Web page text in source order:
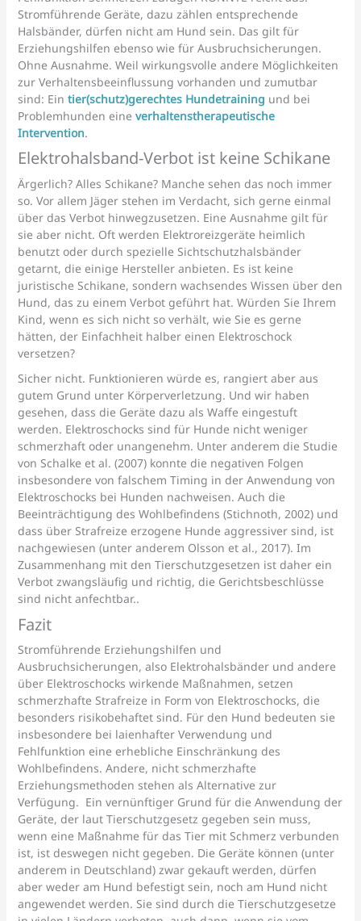
Stromführende Geräte, dazu zählen entsprechende
Halsbänder, dürfen nicht am Hund sein. Das gilt für
Erziehungshilfen ebenso wie für Ausbruchsicherungen.
Ohne Ausnahme. Weil wirkungsvolle andere Möglichkeiten
zur Verhaltensbeeinflussung vorhanden und zumutbar
sind: Ein tier(schutz)gerechtes Hundetraining und bei
Problemhunden eineverhaltenstherapeutische
Intervention.
Elektrohalsband-Verbot ist keine Schikane
Ärgerlich? Alles Schikane? Manche sehen das noch immer
so. Vor allem Jäger stehen im Verdacht, sich gerne einmal
über das Verbot hinwegzusetzen. Eine Ausnahme gilt für
sie aber nicht. Oft werden Elektroreizgeräte heimlich
benutzt oder durch spezielle Sichtschutzhalsbänder
getarnt, die einige Hersteller anbieten. Es ist keine
juristische Schikane, sondern wachsendes Wissen über den
Hund, das zu einem Verbot geführt hat. Würden Sie Ihrem
Kind, wenn es sich nicht so verhält, wie Sie es gerne
hätten, der Einfachheit halber einen Elektroschock
versetzen?
Sicher nicht. Funktionieren würde es, rangiert aber aus
gutem Grund unter Körperverletzung. Und wir haben
gesehen, dass die Geräte dazu als Waffe eingestuft
werden. Elektroschocks sind für Hunde nicht weniger
schmerzhaft oder unangenehm. Unter anderem die Studie
von Schalke et al. (2007) konnte die negativen Folgen
insbesondere von falschem Timing in der Anwendung von
Elektroschocks bei Hunden nachweisen. Auch die
Beeinträchtigung des Wohlbefindens (Stichnoth, 2002) und
dass über Strafreize erzogene Hunde aggressiver sind, ist
nachgewiesen (unter anderem Olsson et al., 2017). Im
Zusammenhang mit den Tierschutzgesetzen ist daher ein
Verbot zwangsläufig und richtig, die Gerichtsbeschlüsse
sind nicht anfechtbar..
Fazit
Stromführende Erziehungshilfen und
Ausbruchsicherungen, also Elektrohalsbänder und andere
über Elektroschocks wirkende Maßnahmen, setzen
schmerzhafte Strafreize in Form von Elektroschocks, die
besonders risikobehaftet sind. Für den Hund bedeuten sie
insbesondere bei laienhafter Verwendung und
Fehlfunktion eine erhebliche Einschränkung des
Wohlbefindens. Andere, nicht schmerzhafte
Erziehungsmethoden stehen als Alternative zur
Verfügung. Ein vernünftiger Grund für die Anwendung der
Geräte, der laut Tierschutzgesetz gegeben sein muss,
wenn eine Maßnahme für das Tier mit Schmerz verbunden
ist, ist deswegen nicht gegeben. Die Geräte können (unter
anderem in Deutschland) zwar gekauft werden, dürfen
aber weder am Hund befestigt sein, noch am Hund nicht
angewendet werden. Sie sind durch die Tierschutzgesetze